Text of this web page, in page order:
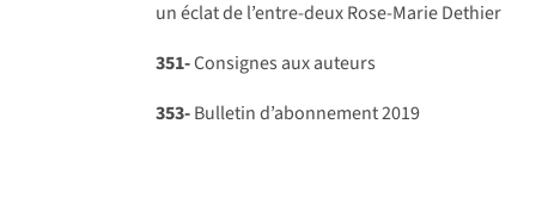
un éclat de l’entre-deux Rose-Marie Dethier
351-Consignes aux auteurs
353-Bulletin d’abonnement 2019